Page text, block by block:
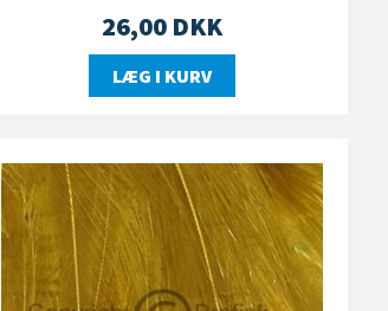
26,00 DKK
LÆG I KURV